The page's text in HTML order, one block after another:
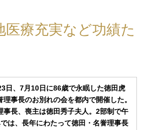
医療充実など功績た
日、7月10日に86歳で永眠した徳田虎
事長のお別れの会を都内で開催した。
事長、喪主は徳田秀子夫人。2部制で午
は、長年にわたって徳田・名誉理事長